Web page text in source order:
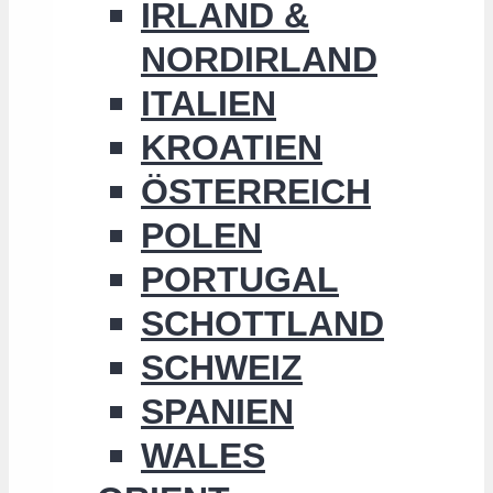
IRLAND &
NORDIRLAND
ITALIEN
KROATIEN
ÖSTERREICH
POLEN
PORTUGAL
SCHOTTLAND
SCHWEIZ
SPANIEN
WALES